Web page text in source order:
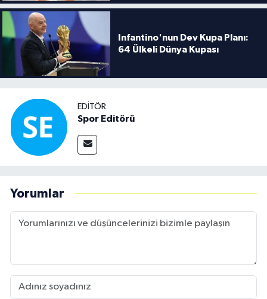
Infantino'nun Dev Kupa Planı:
64 Ülkeli Dünya Kupası
EDITÖR
Spor Editörü
Yorumlar